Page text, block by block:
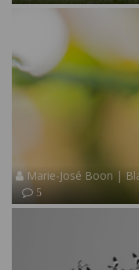
Marie-José Boon |
5